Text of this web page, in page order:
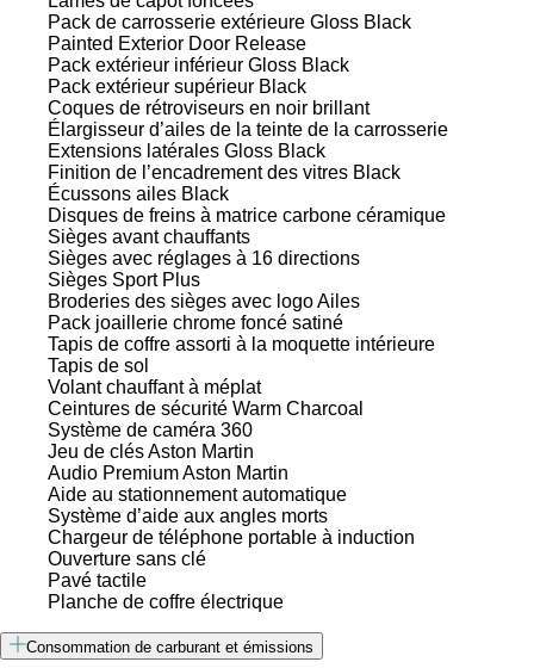
Pack de carrosserie extérieure Gloss Black
Painted Exterior Door Release
Pack extérieur inférieur Gloss Black
Pack extérieur supérieur Black
Coques de rétroviseurs en noir brillant
Élargisseur d’ailes de la teinte de la carrosserie
Extensions latérales Gloss Black
Finition de l’encadrement des vitres Black
Écussons ailes Black
Disques de freins à matrice carbone céramique
Sièges avant chauffants
Sièges avec réglages à 16 directions
Sièges Sport Plus
Broderies des sièges avec logo Ailes
Pack joaillerie chrome foncé satiné
Tapis de coffre assorti à la moquette intérieure
Tapis de sol
Volant chauffant à méplat
Ceintures de sécurité Warm Charcoal
Système de caméra 360
Jeu de clés Aston Martin
Audio Premium Aston Martin
Aide au stationnement automatique
Système d’aide aux angles morts
Chargeur de téléphone portable à induction
Ouverture sans clé
Pavé tactile
Planche de coffre électrique
Consommation de carburant et émissions